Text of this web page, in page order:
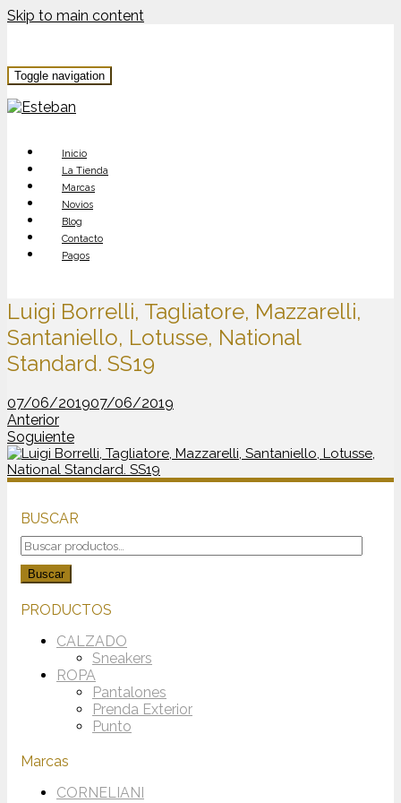
Skip to main content
Toggle navigation
Inicio
La Tienda
Marcas
Novios
Blog
Contacto
Pagos
Luigi Borrelli, Tagliatore, Mazzarelli,
Santaniello, Lotusse, National
Standard. SS19
07/06/201907/06/2019
Anterior
Soguiente
BUSCAR
Buscar
por:
Buscar
PRODUCTOS
CALZADO
Sneakers
ROPA
Pantalones
Prenda Exterior
Punto
Marcas
CORNELIANI